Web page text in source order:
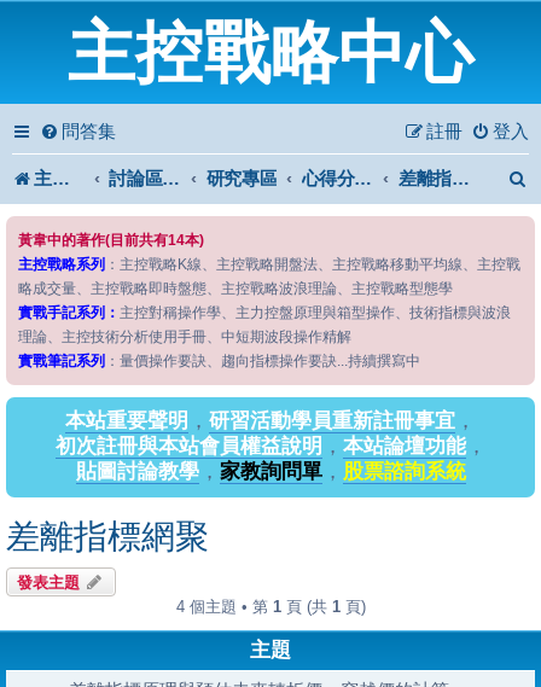
主控戰略中心
問答集 登入
註冊
主控戰略中心 討論區首頁 研究專區 心得分享專區 差離指標網聚
黃韋中的著作(目前共有14本)
主控戰略系列 ：主控戰略K線、主控戰略開盤法、主控戰略移動平均線、主控戰
略成交量、主控戰略即時盤態、主控戰略波浪理論、主控戰略型態學
實戰手記系列： 主控對稱操作學、主力控盤原理與箱型操作、技術指標與波浪
理論、主控技術分析使用手冊、中短期波段操作精解
實戰筆記系列 ：量價操作要訣、趨向指標操作要訣...持續撰寫中
本站重要聲明 ， 研習活動學員重新註冊事宜 ，
初次註冊與本站會員權益說明 ， 本站論壇功能，
貼圖討論教學， 家教詢問單， 股票諮詢系統
差離指標網聚
發表主題
4 個主題 • 第 1頁 (共 1頁)
主題